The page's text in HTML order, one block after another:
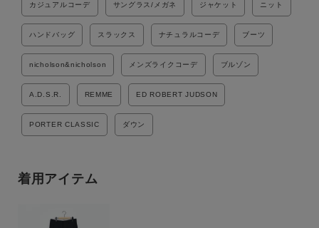
カジュアルコーデ サングラス/メガネ ジャケット ニット
ハンドバッグ スラックス ナチュラルコーデ ブーツ
nicholson&nicholson メンズライクコーデ ブルゾン
A.D.S.R. REMME ED ROBERT JUDSON
PORTER CLASSIC ダウン
着用アイテム